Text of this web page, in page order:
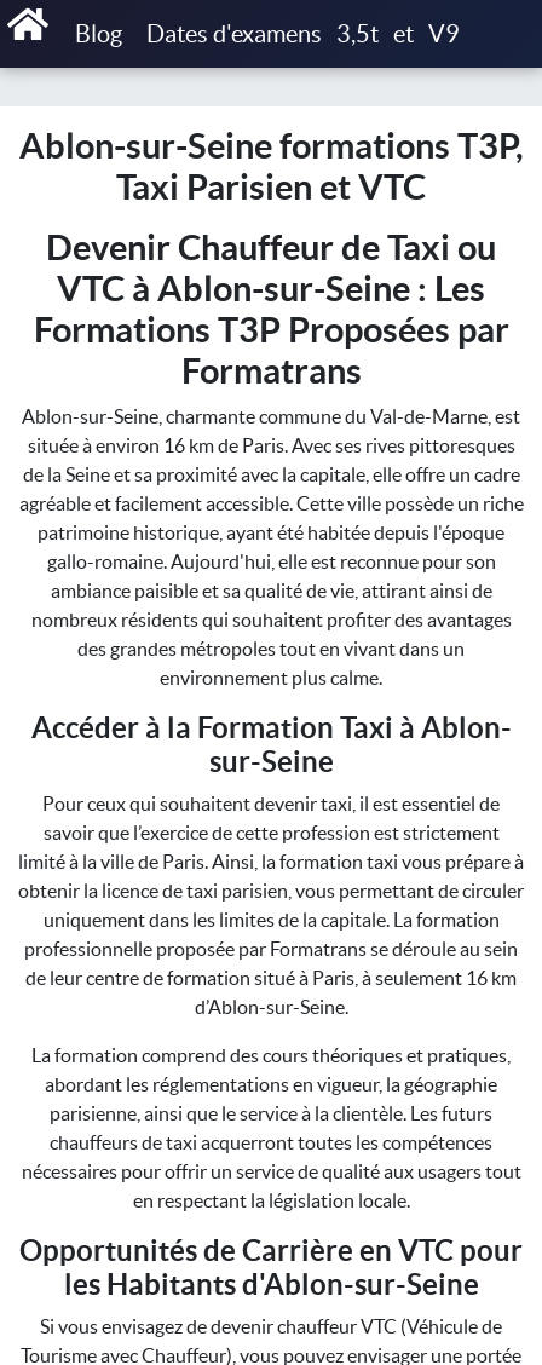
Blog Dates d'examens 3,5t et V9
Accueil
Ablon-sur-Seine formations T3P,
Taxi Parisien et VTC
Devenir Chauffeur de Taxi ou
VTC à Ablon-sur-Seine : Les
Formations T3P Proposées par
Formatrans
Ablon-sur-Seine, charmante commune du Val-de-Marne, est
située à environ 16 km de Paris. Avec ses rives pittoresques
de la Seine et sa proximité avec la capitale, elle offre un cadre
agréable et facilement accessible. Cette ville possède un riche
patrimoine historique, ayant été habitée depuis l'époque
gallo-romaine. Aujourd'hui, elle est reconnue pour son
ambiance paisible et sa qualité de vie, attirant ainsi de
nombreux résidents qui souhaitent profiter des avantages
des grandes métropoles tout en vivant dans un
environnement plus calme.
Accéder à la Formation Taxi à Ablon-
sur-Seine
Pour ceux qui souhaitent devenir taxi, il est essentiel de
savoir que l’exercice de cette profession est strictement
limité à la ville de Paris. Ainsi, la formation taxi vous prépare à
obtenir la licence de taxi parisien, vous permettant de circuler
uniquement dans les limites de la capitale. La formation
professionnelle proposée par Formatrans se déroule au sein
de leur centre de formation situé à Paris, à seulement 16 km
d’Ablon-sur-Seine.
La formation comprend des cours théoriques et pratiques,
abordant les réglementations en vigueur, la géographie
parisienne, ainsi que le service à la clientèle. Les futurs
chauffeurs de taxi acquerront toutes les compétences
nécessaires pour offrir un service de qualité aux usagers tout
en respectant la législation locale.
Opportunités de Carrière en VTC pour
les Habitants d'Ablon-sur-Seine
Si vous envisagez de devenir chauffeur VTC (Véhicule de
Tourisme avec Chauffeur), vous pouvez envisager une portée